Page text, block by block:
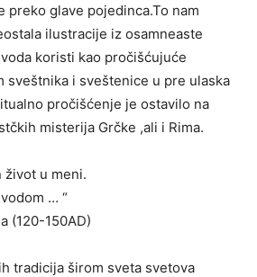
preko glave pojedinca.To nam
ilustracije iz osamneaste
koristi kao pročišćujuće
sveštnika i sveštenice u pre ulaska
pročišćenje je ostavilo na
misterija Grčke ,ali i Rima.
život u meni.
… “
(120-150AD)
tradicija širom sveta svetova